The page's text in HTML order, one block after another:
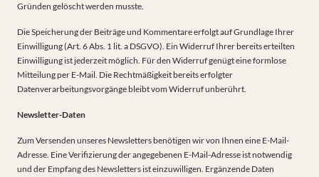
Gründen gelöscht werden musste.
Die Speicherung der Beiträge und Kommentare erfolgt auf Grundlage Ihrer
Einwilligung (Art. 6 Abs. 1 lit. a DSGVO). Ein Widerruf Ihrer bereits erteilten
Einwilligung ist jederzeit möglich. Für den Widerruf genügt eine formlose
Mitteilung per E-Mail. Die Rechtmäßigkeit bereits erfolgter
Datenverarbeitungsvorgänge bleibt vom Widerruf unberührt.
Newsletter-Daten
Zum Versenden unseres Newsletters benötigen wir von Ihnen eine E-Mail-
Adresse. Eine Verifizierung der angegebenen E-Mail-Adresse ist notwendig
und der Empfang des Newsletters ist einzuwilligen. Ergänzende Daten